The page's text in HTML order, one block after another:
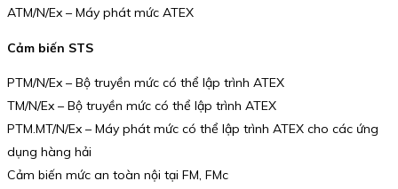
ATM/N/Ex – Máy phát mức ATEX
Cảm biến STS
PTM/N/Ex – Bộ truyền mức có thể lập trình ATEX
TM/N/Ex – Bộ truyền mức có thể lập trình ATEX
PTM.MT/N/Ex – Máy phát mức có thể lập trình ATEX cho các ứng
dụng hàng hải
Cảm biến mức an toàn nội tại FM, FMc